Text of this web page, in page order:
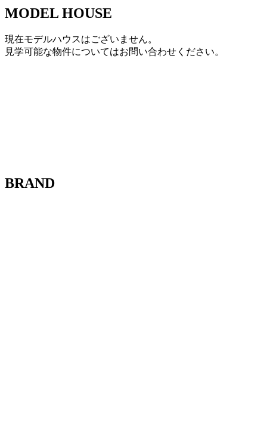
MODEL HOUSE
現在モデルハウスはございません。
見学可能な物件についてはお問い合わせください。
BRAND